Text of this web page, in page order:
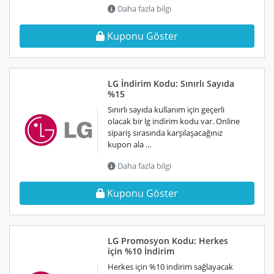
Daha fazla bilgi
Kuponu Göster
LG İndirim Kodu: Sınırlı Sayıda
%15
Sınırlı sayıda kullanım için geçerli
olacak bir lg indirim kodu var. Online
sipariş sırasında karşılaşacağınız
kupon ala ...
Daha fazla bilgi
Kuponu Göster
LG Promosyon Kodu: Herkes
için %10 İndirim
Herkes için %10 indirim sağlayacak